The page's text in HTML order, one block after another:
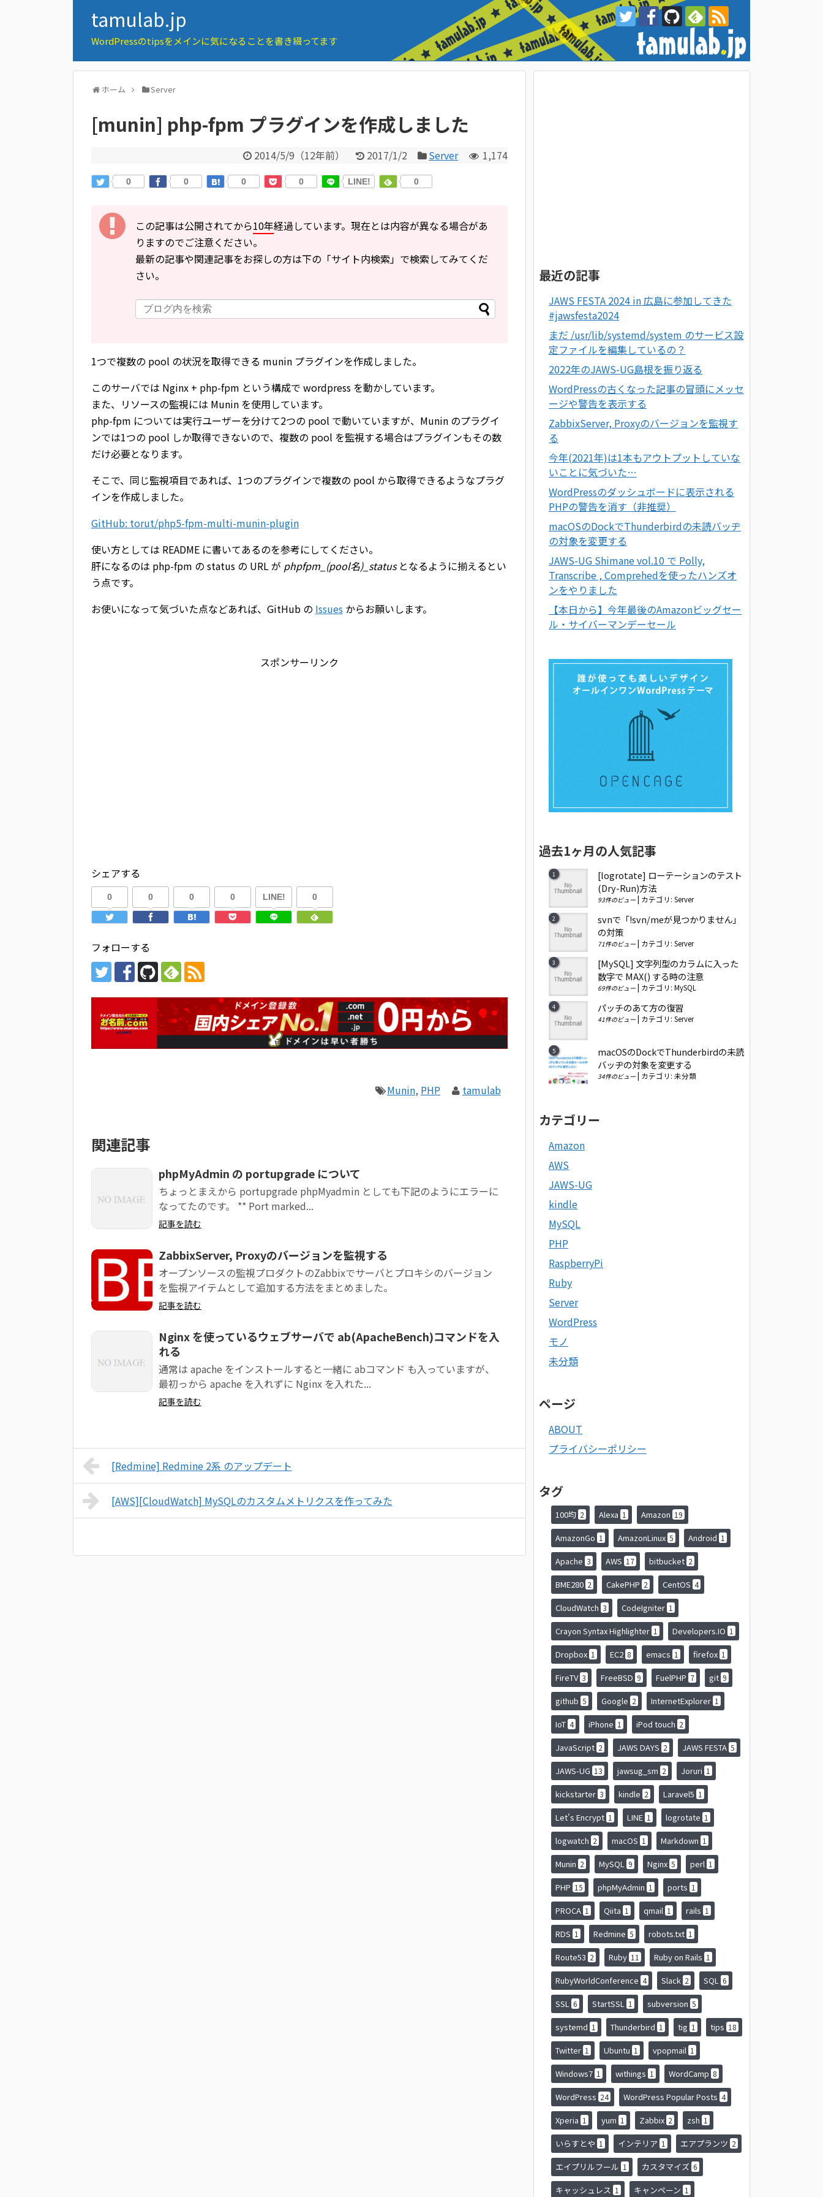
tamulab.jp
WordPressのtipsをメインに気になることを書き綴ってます
ホーム Server
[munin] php-fpm プラグインを作成しました
2014/5/9 （12年前） 2017/1/2 Server 1,174
0 0 0 0 LINE! 0
この記事は公開されてから10年経過しています。現在とは内容が異なる場合があ
りますのでご注意ください。
最新の記事や関連記事をお探しの方は下の「サイト内検索」で検索してみてくだ
さい。
1つで複数の pool の状況を取得できる munin プラグインを作成しました。
このサーバでは Nginx + php-fpm という構成で wordpress を動かしています。
また、リソースの監視には Munin を使用しています。
php-fpm については実行ユーザーを分けて2つの pool で動いていますが、Munin のプラグイ
ンでは1つの pool しか取得できないので、複数の pool を監視する場合はプラグインもその数
だけ必要となります。
そこで、同じ監視項目であれば、1つのプラグインで複数の pool から取得できるようなプラグ
インを作成しました。
GitHub: torut/php5-fpm-multi-munin-plugin
使い方としては README に書いてあるのを参考にしてください。
肝になるのは php-fpm の status の URL が phpfpm_(pool名)_statusとなるように揃えるとい
う点です。
お使いになって気づいた点などあれば、GitHub の Issues からお願いします。
スポンサーリンク
シェアする
0 0 0 0 LINE! 0
フォローする
Munin, PHP tamulab
関連記事
phpMyAdmin の portupgrade について
ちょっとまえから portupgrade phpMyadmin としても下記のようにエラーに
なってたのです。 ** Port marked...
記事を読む
ZabbixServer, Proxyのバージョンを監視する
オープンソースの監視プロダクトのZabbixでサーバとプロキシのバージョン
を監視アイテムとして追加する方法をまとめました。
記事を読む
Nginx を使っているウェブサーバで ab(ApacheBench)コマンドを入
れる
通常は apache をインストールすると一緒に abコマンド も入っていますが、
最初っから apache を入れずに Nginx を入れた...
記事を読む
[Redmine] Redmine 2系 のアップデート
[AWS][CloudWatch] MySQLのカスタムメトリクスを作ってみた
最近の記事
JAWS FESTA 2024 in 広島に参加してきた
#jawsfesta2024
まだ /usr/lib/systemd/system のサービス設
定ファイルを編集しているの？
2022年のJAWS-UG島根を振り返る
WordPressの古くなった記事の冒頭にメッセ
ージや警告を表示する
ZabbixServer, Proxyのバージョンを監視す
る
今年(2021年)は1本もアウトプットしていな
いことに気づいた…
WordPressのダッシュボードに表示される
PHPの警告を消す（非推奨）
macOSのDockでThunderbirdの未読バッヂ
の対象を変更する
JAWS-UG Shimane vol.10 で Polly,
Transcribe , Comprehedを使ったハンズオ
ンをやりました
【本日から】今年最後のAmazonビッグセー
ル・サイバーマンデーセール
過去1ヶ月の人気記事
[logrotate] ローテーションのテスト
(Dry-Run)方法
93件のビュー カテゴリ: Server
svnで「!svn/meが見つかりません」
の対策
71件のビュー カテゴリ: Server
[MySQL] 文字列型のカラムに入った
数字で MAX() する時の注意
69件のビュー カテゴリ: MySQL
パッチのあて方の復習
41件のビュー カテゴリ: Server
macOSのDockでThunderbirdの未読
バッヂの対象を変更する
34件のビュー カテゴリ: 未分類
カテゴリー
Amazon
AWS
JAWS-UG
kindle
MySQL
PHP
RaspberryPi
Ruby
Server
WordPress
モノ
未分類
ページ
ABOUT
プライバシーポリシー
タグ
100均 2 Alexa 1 Amazon 19
AmazonGo 1 AmazonLinux 5 Android 1
Apache 3 AWS 17 bitbucket 2
BME280 2 CakePHP 2 CentOS 4
CloudWatch 3 CodeIgniter 1
Crayon Syntax Highlighter 1 Developers.IO 1
Dropbox 1 EC2 8 emacs 1 firefox 1
FireTV 3 FreeBSD 9 FuelPHP 7 git 9
github 5 Google 2 InternetExplorer 1
IoT 4 iPhone 1 iPod touch 2
JavaScript 2 JAWS DAYS 2 JAWS FESTA 5
JAWS-UG 13 jawsug_sm 2 Joruri 1
kickstarter 3 kindle 2 Laravel5 1
Let's Encrypt 1 LINE 1 logrotate 1
logwatch 2 macOS 1 Markdown 1
Munin 2 MySQL 9 Nginx 5 perl 1
PHP 15 phpMyAdmin 1 ports 1
PROCA 1 Qiita 1 qmail 1 rails 1
RDS 1 Redmine 5 robots.txt 1
Route53 2 Ruby 11 Ruby on Rails 1
RubyWorldConference 4 Slack 2 SQL 6
SSL 6 StartSSL 1 subversion 5
systemd 1 Thunderbird 1 tig 1 tips 18
Twitter 1 Ubuntu 1 vpopmail 1
Windows7 1 withings 1 WordCamp 8
WordPress 24 WordPress Popular Posts 4
Xperia 1 yum 1 Zabbix 2 zsh 1
いらすとや 1 インテリア 1 エアプランツ 2
エイプリルフール 1 カスタマイズ 6
キャッシュレス 1 キャンペーン 1